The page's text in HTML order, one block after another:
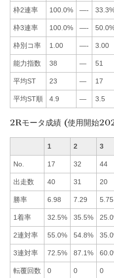
枠2連率 100.0% —-
枠3連率 100.0% —-
枠別コ率 1.00 —- 3.00
能力指数 38 — 51
平均ST 23 — 17
平均ST順 4.9 — 3.5
2Rモータ成績 (使用開始
1 2 3
No. 17 32 44
出走数 40 31 20
勝率 6.98 7.29 5.75
1着率 32.5% 35.5%
2連対率 55.0% 54.8%
3連対率 72.5% 87.1%
転覆回数 0 0 0